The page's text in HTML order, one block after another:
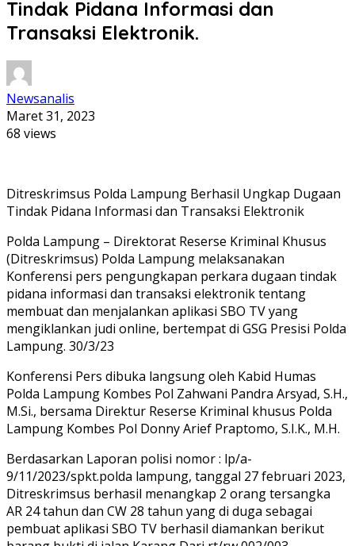
Tindak Pidana Informasi dan
Transaksi Elektronik.
Newsanalis
Maret 31, 2023
68 views
Ditreskrimsus Polda Lampung Berhasil Ungkap Dugaan
Tindak Pidana Informasi dan Transaksi Elektronik
Polda Lampung – Direktorat Reserse Kriminal Khusus
(Ditreskrimsus) Polda Lampung melaksanakan
Konferensi pers pengungkapan perkara dugaan tindak
pidana informasi dan transaksi elektronik tentang
membuat dan menjalankan aplikasi SBO TV yang
mengiklankan judi online, bertempat di GSG Presisi Polda
Lampung. 30/3/23
Konferensi Pers dibuka langsung oleh Kabid Humas
Polda Lampung Kombes Pol Zahwani Pandra Arsyad, S.H.,
M.Si., bersama Direktur Reserse Kriminal khusus Polda
Lampung Kombes Pol Donny Arief Praptomo, S.I.K., M.H.
Berdasarkan Laporan polisi nomor : lp/a-
9/11/2023/spkt.polda lampung, tanggal 27 februari 2023,
Ditreskrimsus berhasil menangkap 2 orang tersangka
AR 24 tahun dan CW 28 tahun yang di duga sebagai
pembuat aplikasi SBO TV berhasil diamankan berikut